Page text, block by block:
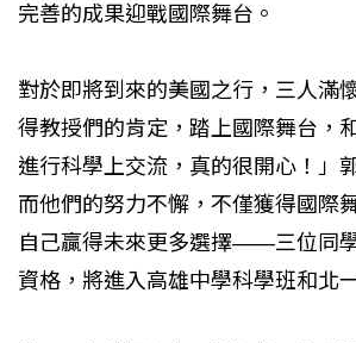
完善的成果迎戰國際舞台。
對於即將到來的美國之行，三人滿
得教授們的肯定，踏上國際舞台，
進行科學上交流，真的很開心！」
而他們的努力不懈，不僅獲得國際
自己贏得未來更多選擇——三位同
資格，將進入高雄中學科學班和北